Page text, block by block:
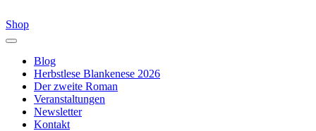
Shop
Blog
Herbstlese Blankenese 2026
Der zweite Roman
Veranstaltungen
Newsletter
Kontakt